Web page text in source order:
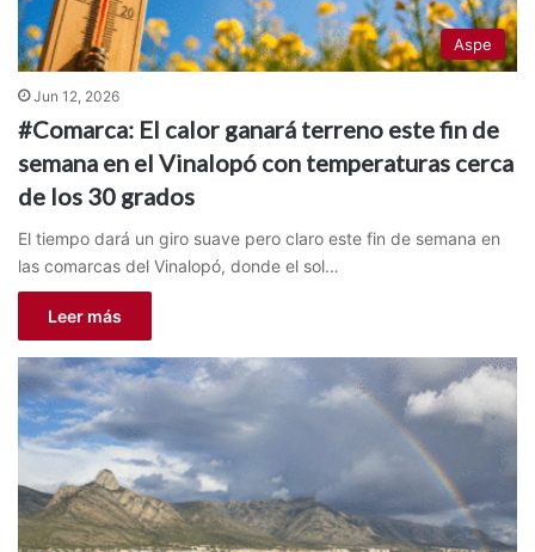
Aspe
Jun 12, 2026
#Comarca: El calor ganará terreno este fin de
semana en el Vinalopó con temperaturas cerca
de los 30 grados
El tiempo dará un giro suave pero claro este fin de semana en
las comarcas del Vinalopó, donde el sol…
Leer más